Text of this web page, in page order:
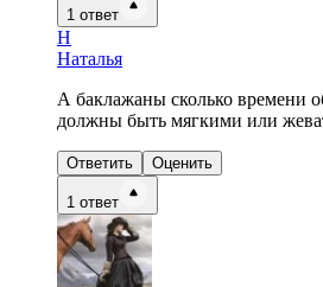
1 ответ
Н
Наталья
А баклажаны сколько времени
должны быть мягкими или
Ответить Оценить
1 ответ